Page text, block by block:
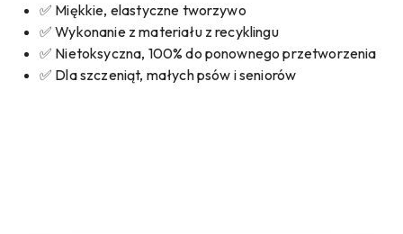
✅ Miękkie, elastyczne tworzywo
✅ Wykonanie z materiału z recyklingu
✅ Nietoksyczna, 100% do ponownego przetworzenia
✅ Dla szczeniąt, małych psów i seniorów